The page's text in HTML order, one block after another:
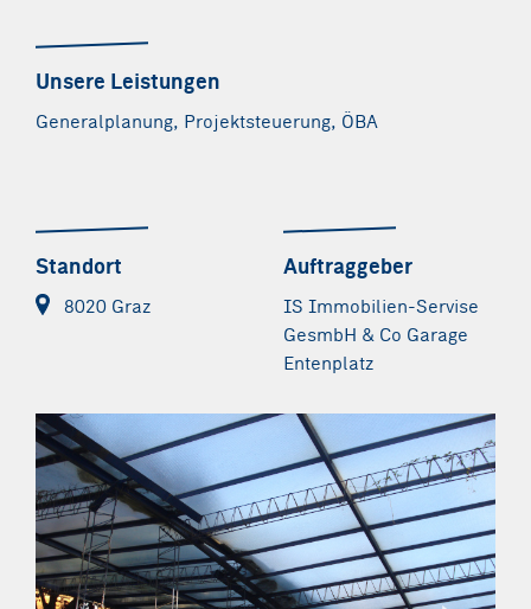
Unsere Leistungen
Generalplanung, Projektsteuerung, ÖBA
Standort
8020 Graz
Auftraggeber
IS Immobilien-Servise
GesmbH & Co Garage
Entenplatz